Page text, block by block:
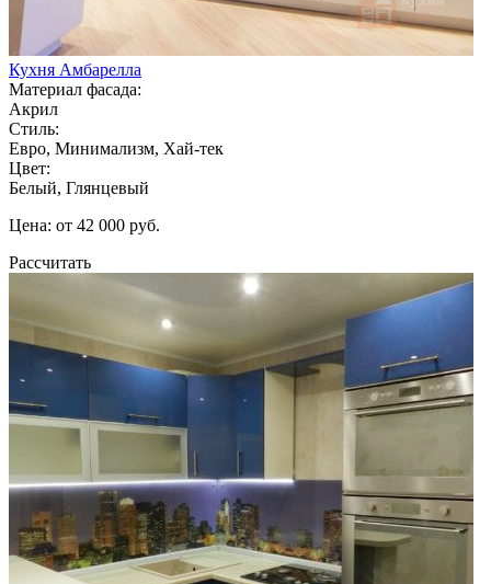
Кухня Амбарелла
Материал фасада:
Акрил
Стиль:
Евро, Минимализм, Хай-тек
Цвет:
Белый, Глянцевый
Цена: от 42 000 руб.
Рассчитать